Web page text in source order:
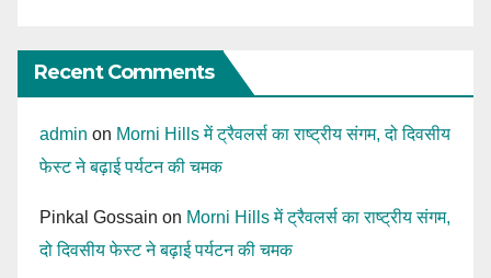
Recent Comments
admin on Morni Hills में ट्रैवलर्स का राष्ट्रीय संगम, दो दिवसीय
फेस्ट ने बढ़ाई पर्यटन की चमक
Pinkal Gossain on Morni Hills में ट्रैवलर्स का राष्ट्रीय संगम,
दो दिवसीय फेस्ट ने बढ़ाई पर्यटन की चमक